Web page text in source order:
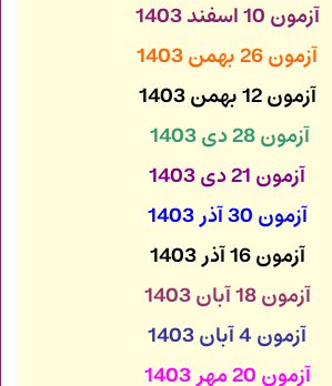
آزمون 10 اسفند 1403
آزمون 26 بهمن 1403
آزمون 12 بهمن 1403
آزمون 28 دی 1403
آزمون 21 دی 1403
آزمون 30 آذر 1403
آزمون 16 آذر 1403
آزمون 18 آبان 1403
آزمون 4 آبان 1403
آزمون 20 مهر 1403